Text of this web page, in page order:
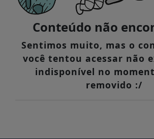
Conteúdo não
Sentimos muito, mas o
você tentou acessar não
indisponível no
removido :/